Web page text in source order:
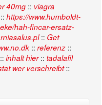
40mg :: viagra
:: https://www.humboldt-
hah-fincar-ersatz-
:: Get
:: referenz ::
:: inhalt hier:: tadalafil
wer verschreibt::